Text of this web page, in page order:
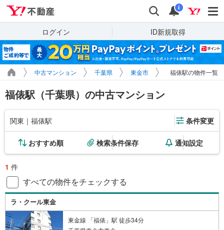
検索 通知
i
ログイン ID新規取得
中古マンション 千葉県 東金市 福俵駅の物件一覧
福俵駅（千葉県）の中古マンション
関東｜福俵駅 条件変更
おすすめ順 検索条件保存 通知設定
1 件
すべての物件をチェックする
ラ・クール東金
東金線 「福俵」駅 徒歩34分